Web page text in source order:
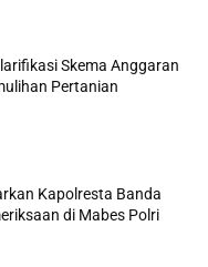
Skema Anggaran
Pertanian
Kapolresta Banda
di Mabes Polri